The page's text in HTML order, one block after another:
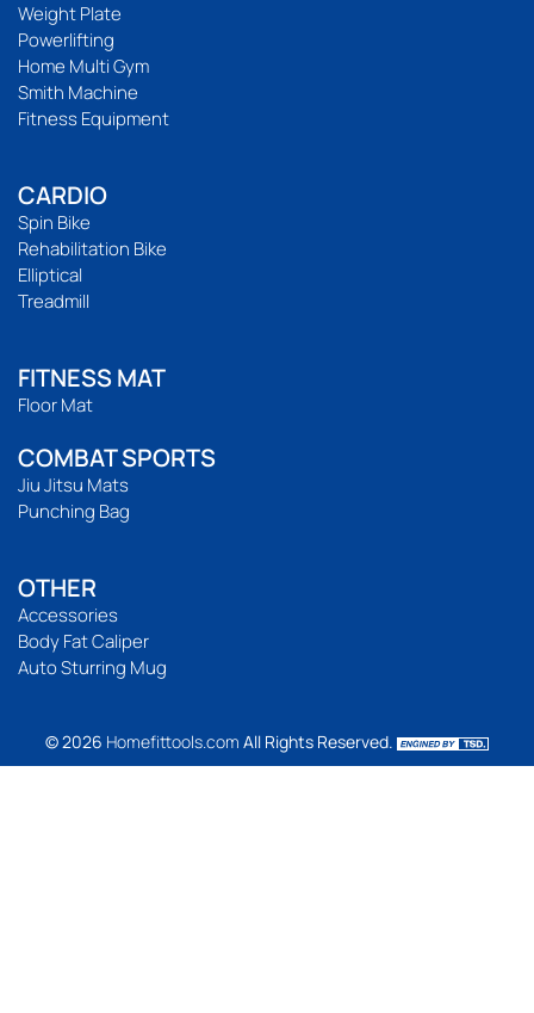
Weight Plate
Powerlifting
Home Multi Gym
Smith Machine
Fitness Equipment
CARDIO
Spin Bike
Rehabilitation Bike
Elliptical
Treadmill
FITNESS MAT
Floor Mat
COMBAT SPORTS
Jiu Jitsu Mats
Punching Bag
OTHER
Accessories
Body Fat Caliper
Auto Sturring Mug
© 2026 Homefittools.com All Rights Reserved.